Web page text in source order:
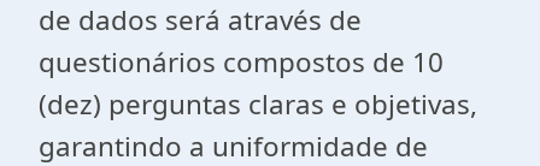
de dados será através de
questionários compostos de 10
(dez) perguntas claras e objetivas,
garantindo a uniformidade de